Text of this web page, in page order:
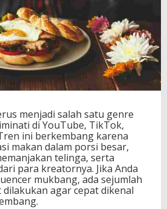
menjadi salah satu genre
di YouTube, TikTok,
ini berkembang karena
makan dalam porsi besar,
telinga, serta
para kreatornya. Jika Anda
mukbang, ada sejumlah
agar cepat dikenal